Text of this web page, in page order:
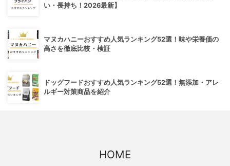
い・長持ち！2026最新】
マヌカハニーおすすめ人気ランキング52選！味や栄養価の
高さを徹底比較・検証
ドッグフードおすすめ人気ランキング52選！無添加・アレ
ルギー対策商品を紹介
HOME